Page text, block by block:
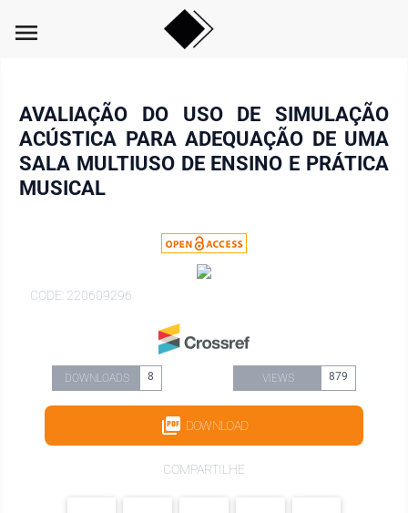
menu
AVALIAÇÃO DO USO DE SIMULAÇÃO
ACÚSTICA PARA ADEQUAÇÃO DE UMA
SALA MULTIUSO DE ENSINO E PRÁTICA
MUSICAL
CODE: 220609296
DOWNLOADS 8 VIEWS 879
DOWNLOAD
COMPARTILHE